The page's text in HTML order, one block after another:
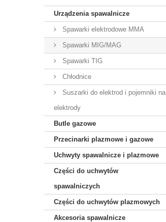
Urządzenia spawalnicze
Spawarki elektrodowe MMA
Spawarki MIG/MAG
Spawarki TIG
Chłodnice
Suszarki do elektrod i pojemniki na
elektrody
Butle gazowe
Przecinarki plazmowe i gazowe
Uchwyty spawalnicze i plazmowe
Części do uchwytów
spawalniczych
Części do uchwytów plazmowych
Akcesoria spawalnicze